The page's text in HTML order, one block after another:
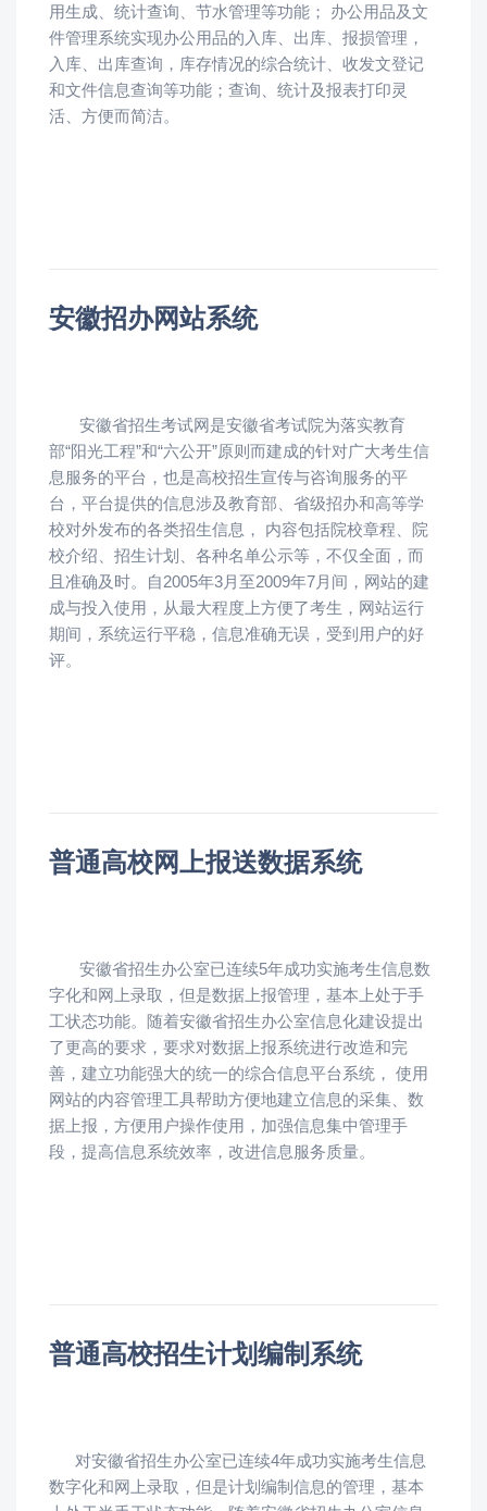
用生成、统计查询、节水管理等功能； 办公用品及文
件管理系统实现办公用品的入库、出库、报损管理，
入库、出库查询，库存情况的综合统计、收发文登记
和文件信息查询等功能；查询、统计及报表打印灵
活、方便而简洁。
安徽招办网站系统
安徽省招生考试网是安徽省考试院为落实教育
部“阳光工程”和“六公开”原则而建成的针对广大考生信
息服务的平台，也是高校招生宣传与咨询服务的平
台，平台提供的信息涉及教育部、省级招办和高等学
校对外发布的各类招生信息， 内容包括院校章程、院
校介绍、招生计划、各种名单公示等，不仅全面，而
且准确及时。自2005年3月至2009年7月间，网站的建
成与投入使用，从最大程度上方便了考生，网站运行
期间，系统运行平稳，信息准确无误，受到用户的好
评。
普通高校网上报送数据系统
安徽省招生办公室已连续5年成功实施考生信息数
字化和网上录取，但是数据上报管理，基本上处于手
工状态功能。随着安徽省招生办公室信息化建设提出
了更高的要求，要求对数据上报系统进行改造和完
善，建立功能强大的统一的综合信息平台系统， 使用
网站的内容管理工具帮助方便地建立信息的采集、数
据上报，方便用户操作使用，加强信息集中管理手
段，提高信息系统效率，改进信息服务质量。
普通高校招生计划编制系统
对安徽省招生办公室已连续4年成功实施考生信息
数字化和网上录取，但是计划编制信息的管理，基本